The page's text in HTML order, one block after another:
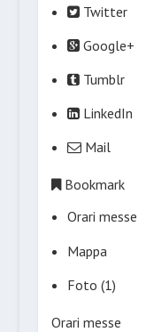
Twitter
Google+
Tumblr
LinkedIn
Mail
Bookmark
Orari messe
Mappa
Foto (1)
Orari messe